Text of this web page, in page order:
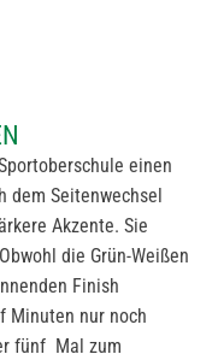
einen
dem Seitenwechsel
Akzente. Sie
die Grün-Weißen
Finish
Minuten nur noch
fünf Mal zum